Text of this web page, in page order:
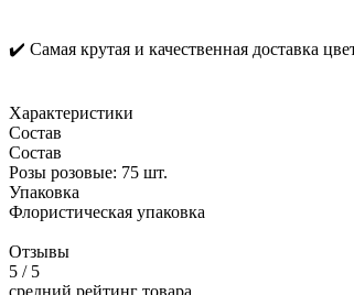
✔️ Самая крутая и качественная доставка
Характеристики
Состав
Состав
Розы розовые: 75 шт.
Упаковка
Флористическая упаковка
Отзывы
5 / 5
средний рейтинг товара